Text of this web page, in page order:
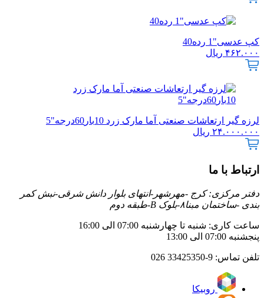
کپ عدسی"1 رده40
۴۶۲.۰۰۰ ریال
لرزه گیر ارتعاشات صنعتی آما مارک زرد 10بار60درجه"5
۲۴.۰۰۰.۰۰۰ ریال
ارتباط با ما
دفتر مرکزی: کرج -مهرشهر-انتهای بلوار دانش شرقی-نبش کمر
بندی -ساختمان مبنا۸-بلوک B-طبقه دوم
ساعت کاری: شنبه تا چهارشنبه 07:00 الی 16:00
پنجشنبه 07:00 الی 13:00
تلفن تماس: 33425350-9 026
روبیکا